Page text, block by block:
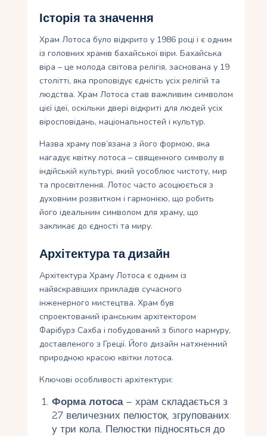
Історія та значення
Храм Лотоса було відкрито у 1986 році і є одним
із головних храмів бахайської віри. Бахайська
віра – це молода світова релігія, заснована у 19
столітті, яка проповідує єдність усіх релігій та
людства. Храм Лотоса став важливим символом
цієї ідеї, оскільки двері відкриті для людей усіх
віросповідань, національностей і культур.
Назва храму пов’язана з його формою, яка
нагадує квітку лотоса – священного символу в
індійській культурі, який уособлює чистоту, мир
та просвітлення. Лотос часто асоціюється з
духовним розвитком і гармонією, що робить
його ідеальним символом для храму, що
закликає до єдності та миру.
Архітектура та дизайн
Архітектура Храму Лотоса є одним із
найяскравіших прикладів сучасного
інженерного мистецтва. Храм був
спроектований іранським архітектором
Фарібурз Сахба і побудований з білого мармуру,
доставленого з Греції. Його дизайн натхненний
природною красою квітки лотоса.
Ключові особливості архітектури:
Форма лотоса– храм складається з
27 величезних пелюсток, згрупованих
у три кола. Пелюстки підносяться до